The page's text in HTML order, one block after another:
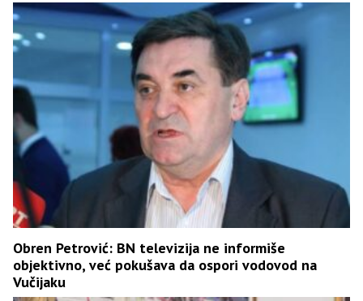
Obren Petrović: BN televizija ne informiše
objektivno, već pokušava da ospori vodovod na
Vučijaku